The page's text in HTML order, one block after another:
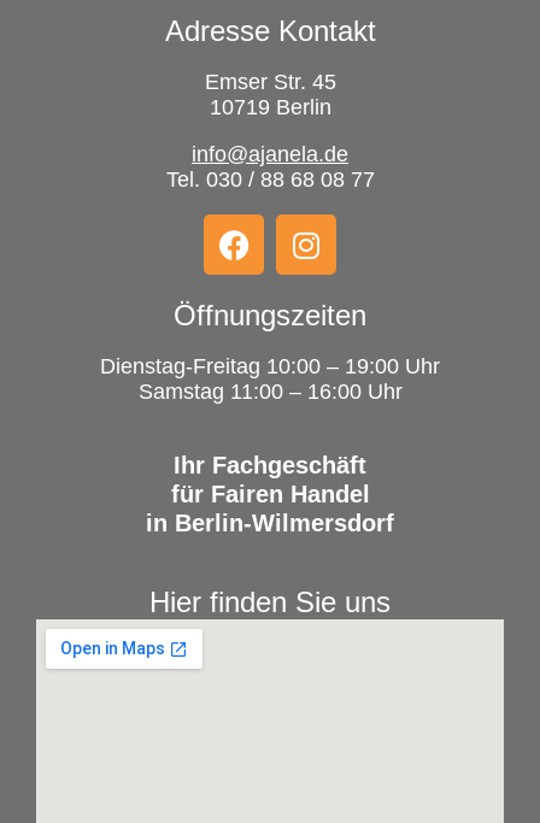
Adresse Kontakt
Emser Str. 45
10719 Berlin
info@ajanela.de
Tel. 030 / 88 68 08 77
Öffnungszeiten
Dienstag-Freitag 10:00 – 19:00 Uhr
Samstag 11:00 – 16:00 Uhr
Ihr Fachgeschäft
für Fairen Handel
in Berlin-Wilmersdorf
Hier finden Sie uns